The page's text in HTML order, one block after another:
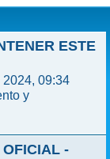
a
r
ESTE
09:34
y
OFICIAL -